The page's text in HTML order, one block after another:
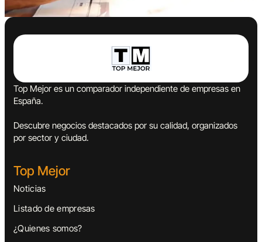
Top Mejor es un comparador independiente de empresas en
España.
Descubre negocios destacados por su calidad, organizados
por sector y ciudad.
Top Mejor
Noticias
Listado de empresas
¿Quienes somos?